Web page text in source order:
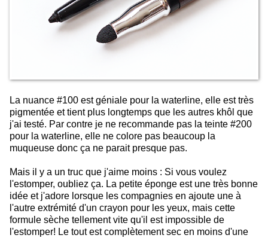
La nuance #100 est géniale pour la waterline, elle est très
pigmentée et tient plus longtemps que les autres khôl que
j'ai testé. Par contre je ne recommande pas la teinte #200
pour la waterline, elle ne colore pas beaucoup la
muqueuse donc ça ne parait presque pas.
Mais il y a un truc que j'aime moins : Si vous voulez
l'estomper, oubliez ça. La petite éponge est une très bonne
idée et j'adore lorsque les compagnies en ajoute une à
l'autre extrémité d'un crayon pour les yeux, mais cette
formule sèche tellement vite qu'il est impossible de
l'estomper! Le tout est complètement sec en moins d'une